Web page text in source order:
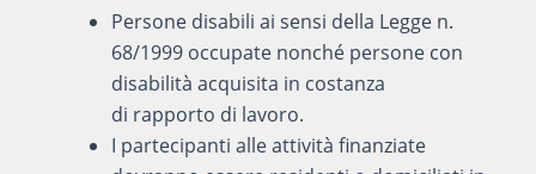
Persone disabili ai sensi della Legge n.
68/1999 occupate nonché persone con
disabilità acquisita in costanza
di rapporto di lavoro.
I partecipanti alle attività finanziate